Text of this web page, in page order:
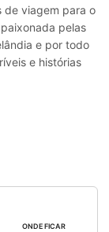
de viagem para o
pelas
e por todo
e histórias
ONDE FICAR